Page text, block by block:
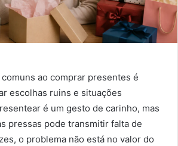
ao comprar presentes é
escolhas ruins e situações
é um gesto de carinho, mas
pressas pode transmitir falta de
o problema não está no valor do